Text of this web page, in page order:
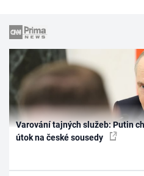
Varování tajných služeb: Putin
útok na české sousedy